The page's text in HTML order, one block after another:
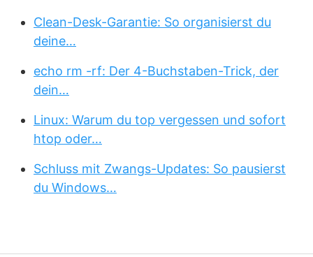
Clean-Desk-Garantie: So organisierst du
deine…
echo rm -rf: Der 4-Buchstaben-Trick, der
dein…
Linux: Warum du top vergessen und sofort
htop oder…
Schluss mit Zwangs-Updates: So pausierst
du Windows…